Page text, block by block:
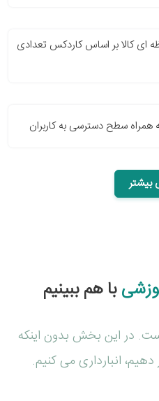
کالا بر اساس کاردکس تعدادی
همراه سطح دسترسی به کاربران
بیشتر
با هم ببینیم
در این بخش بدون اینکه
انبارداری می کنیم.